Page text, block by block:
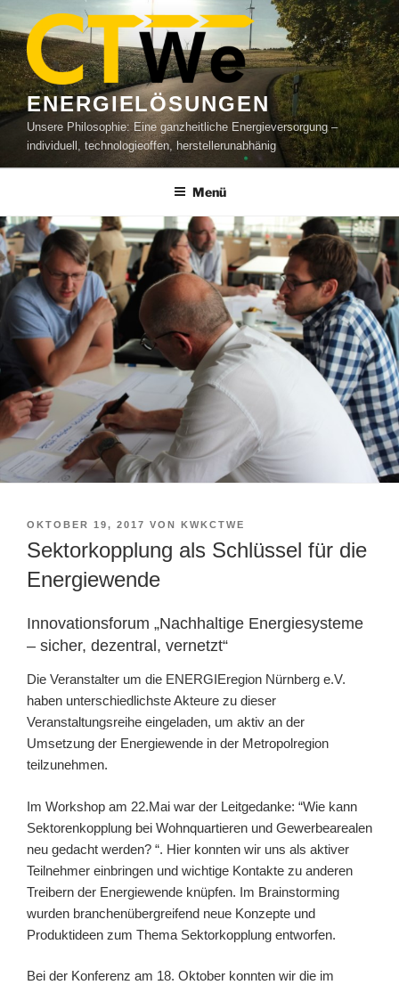
Inhalt
springen
ENERGIELÖSUNGEN
Unsere Philosophie: Eine ganzheitliche Energieversorgung –
individuell, technologieoffen, herstellerunabhänig
Menü
VERÖFFENTLICHT
OKTOBER 19, 2017 VON KWKCTWE
Sektorkopplung als Schlüssel für die
Energiewende
Innovationsforum „Nachhaltige Energiesysteme
– sicher, dezentral, vernetzt“
Die Veranstalter um die ENERGIEregion Nürnberg e.V.
haben unterschiedlichste Akteure zu dieser
Veranstaltungsreihe eingeladen, um aktiv an der
Umsetzung der Energiewende in der Metropolregion
teilzunehmen.
Im Workshop am 22.Mai war der Leitgedanke: “Wie kann
Sektorenkopplung bei Wohnquartieren und Gewerbearealen
neu gedacht werden? “. Hier konnten wir uns als aktiver
Teilnehmer einbringen und wichtige Kontakte zu anderen
Treibern der Energiewende knüpfen. Im Brainstorming
wurden branchenübergreifend neue Konzepte und
Produktideen zum Thema Sektorkopplung entworfen.
Bei der Konferenz am 18. Oktober konnten wir die im